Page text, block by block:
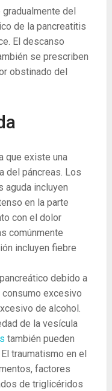
del
de la pancreatitis
El descanso
se prescriben
obstinado del
que existe una
del páncreas. Los
aguda incluyen
en la parte
con el dolor
comúnmente
incluyen fiebre
debido a
consumo excesivo
de alcohol.
de la vesícula
también pueden
traumatismo en el
factores
de triglicéridos